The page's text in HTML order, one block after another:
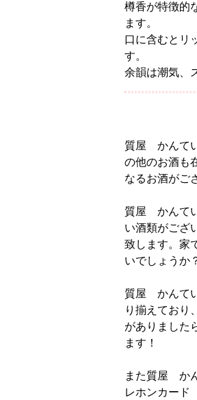
樽香が特徴的
ます。
口に含むとリ
す。
余韻は潮気、
質屋 かんて
の他のお酒も
なるお酒がご
質屋 かんて
い酒類がご
致します。家
いでしょうか
質屋 かんて
り揃えており
がありました
ます！
また質屋 か
レホンカー